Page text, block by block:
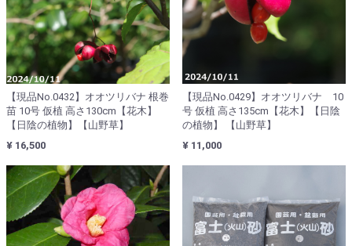
【現品No.0432】オオツリバナ 根巻
苗 10号 仮植 高さ130cm【花木】
【日陰の植物】【山野草】
¥ 16,500
【現品No.0429】オオツリバナ 10
号 仮植 高さ135cm【花木】【日陰
の植物】 【山野草】
¥ 11,000